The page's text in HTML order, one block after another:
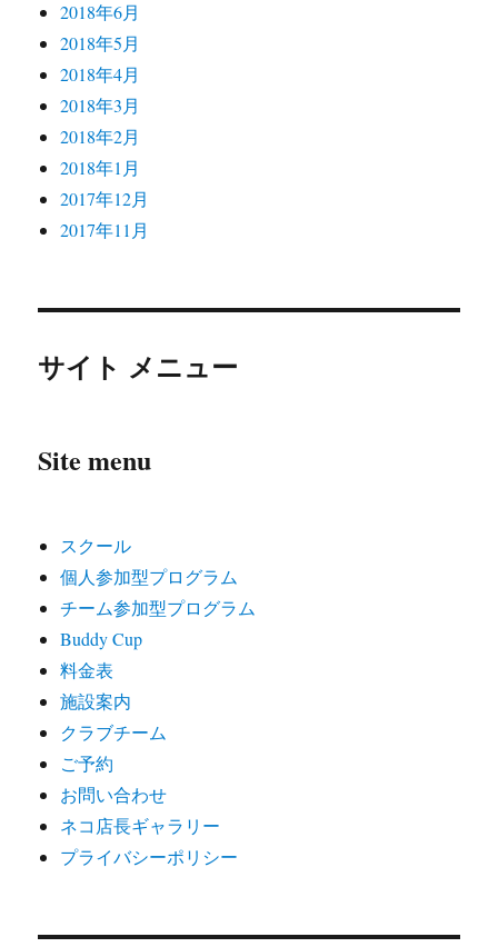
2018年6月
2018年5月
2018年4月
2018年3月
2018年2月
2018年1月
2017年12月
2017年11月
サイト メニュー
Site menu
スクール
個人参加型プログラム
チーム参加型プログラム
Buddy Cup
料金表
施設案内
クラブチーム
ご予約
お問い合わせ
ネコ店長ギャラリー
プライバシーポリシー